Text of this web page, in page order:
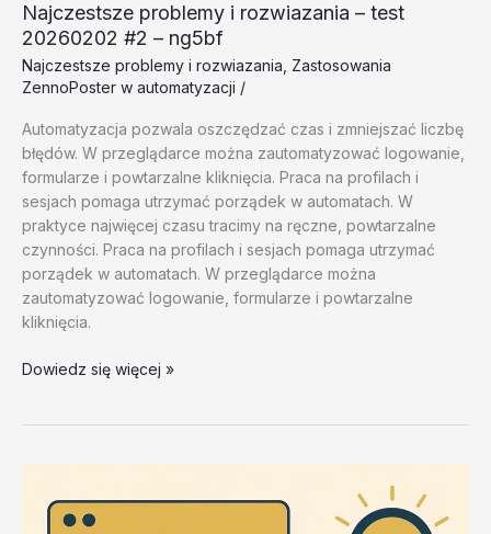
Najczestsze problemy i rozwiazania – test
20260202 #2 – ng5bf
Najczestsze problemy i rozwiazania Zastosowania
ZennoPoster w automatyzacji /
Automatyzacja pozwala oszczędzać czas i zmniejszać liczbę
błędów. W przeglądarce można zautomatyzować logowanie,
formularze i powtarzalne kliknięcia. Praca na profilach i
sesjach pomaga utrzymać porządek w automatach. W
praktyce najwięcej czasu tracimy na ręczne, powtarzalne
czynności. Praca na profilach i sesjach pomaga utrzymać
porządek w automatach. W przeglądarce można
zautomatyzować logowanie, formularze i powtarzalne
kliknięcia.
Najczestsze
–
20260202
Dowiedz się więcej »